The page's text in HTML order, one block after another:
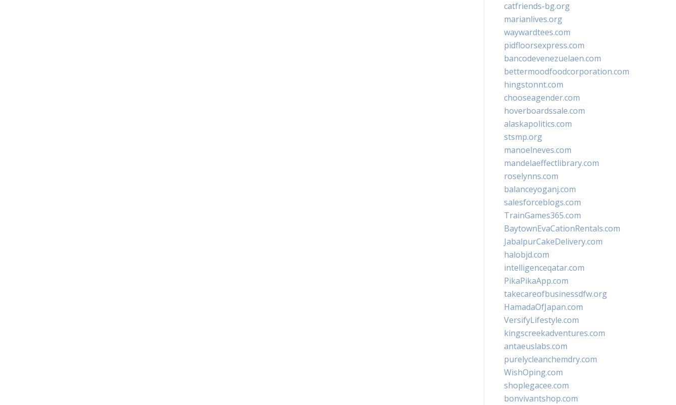
catfriends-bg.org
marianlives.org
waywardtees.com
pidfloorsexpress.com
bancodevenezuelaen.com
bettermoodfoodcorporation.com
hingstonnt.com
chooseagender.com
hoverboardssale.com
alaskapolitics.com
stsmp.org
manoelneves.com
mandelaeffectlibrary.com
roselynns.com
balanceyoganj.com
salesforceblogs.com
TrainGames365.com
BaytownEvaCationRentals.com
JabalpurCakeDelivery.com
halobjd.com
intelligenceqatar.com
PikaPikaApp.com
takecareofbusinessdfw.org
HamadaOfJapan.com
VersifyLifestyle.com
kingscreekadventures.com
antaeuslabs.com
purelycleanchemdry.com
WishOping.com
shoplegacee.com
bonvivantshop.com